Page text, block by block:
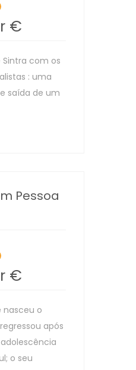
€
Sintra com os
: uma
saída de um
Pessoa
€
nasceu o
após
o seu